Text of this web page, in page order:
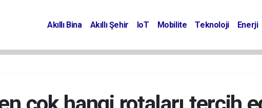
Akıllı Bina Akıllı Şehir IoT Mobilite Teknoloji Enerji